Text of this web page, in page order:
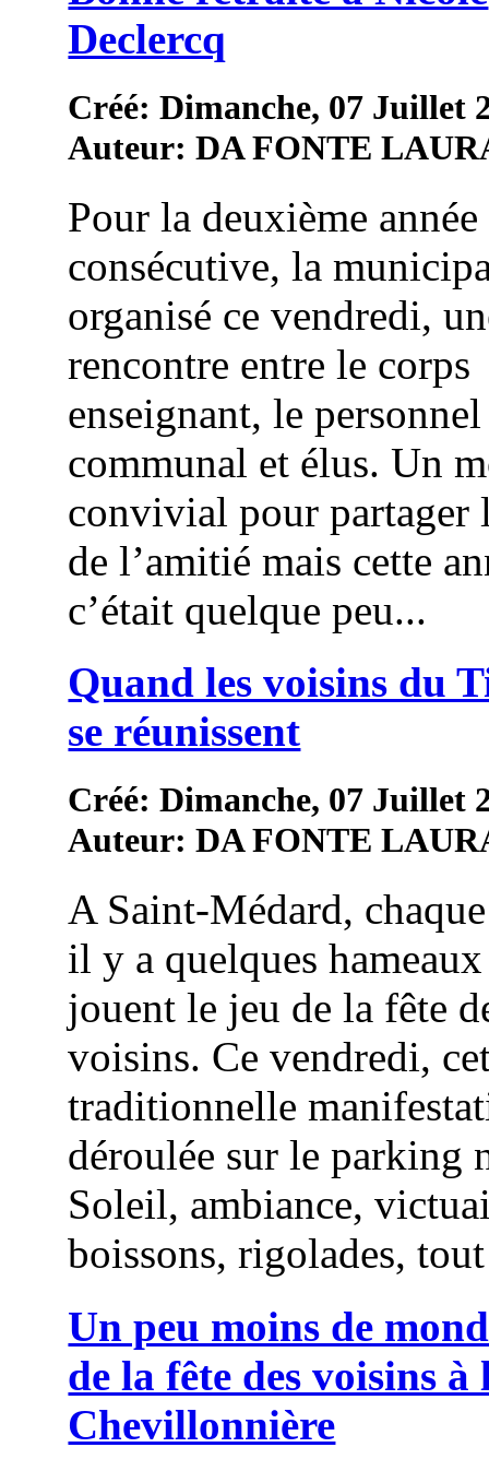
Declercq
Créé: Dimanche, 07 Juillet
Auteur: DA FONTE
Pour la deuxième année
consécutive, la
organisé ce vendredi,
rencontre entre le corps
enseignant, le personnel
communal et élus. Un
convivial pour partager
de l’amitié mais cette
c’était quelque peu...
Quand les voisins du
se réunissent
Créé: Dimanche, 07 Juillet
Auteur: DA FONTE
A Saint-Médard,
il y a quelques
jouent le jeu de la fête
voisins. Ce vendredi,
traditionnelle
déroulée sur le parking
Soleil, ambiance,
boissons, rigolades,
Un peu moins de
de la fête des voisins à
Chevillonnière